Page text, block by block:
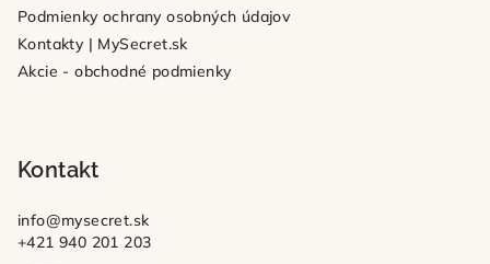
Podmienky ochrany osobných údajov
Kontakty | MySecret.sk
Akcie - obchodné podmienky
Kontakt
info@mysecret.sk
+421 940 201 203